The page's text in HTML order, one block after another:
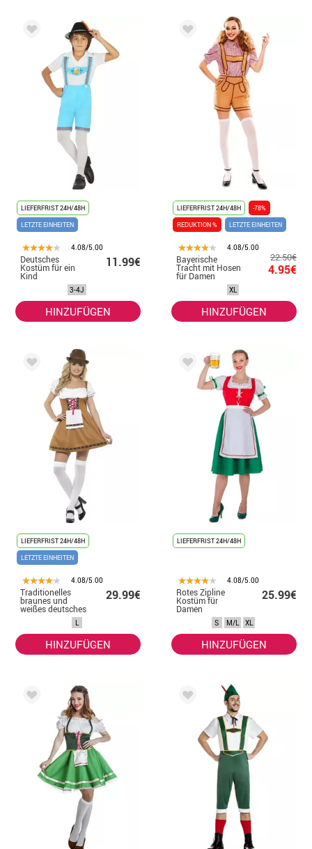
LIEFERFRIST 24H/48H
LETZTE EINHEITEN
4.08/5.00
Deutsches
Kostüm für ein
Kind
11.99€
3-4J
HINZUFÜGEN
LIEFERFRIST 24H/48H
-78%
REDUKTION %
LETZTE EINHEITEN
4.08/5.00
Bayerische
Tracht mit Hosen
für Damen
22.50€
4.95€
XL
HINZUFÜGEN
LIEFERFRIST 24H/48H
LETZTE EINHEITEN
4.08/5.00
Traditionelles
braunes und
weißes deutsches
Damenkostüm
29.99€
L
HINZUFÜGEN
LIEFERFRIST 24H/48H
4.08/5.00
Rotes Zipline
Kostüm für
Damen
25.99€
S M/L XL
HINZUFÜGEN